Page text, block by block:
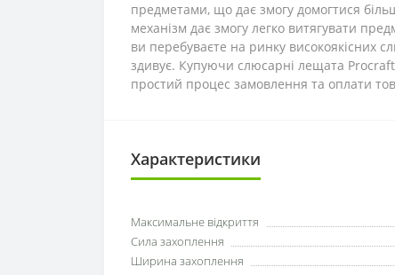
предметами, що дає змогу домогтися
механізм дає змогу легко витягувати
ви перебуваєте на ринку високоякісних
здивує. Купуючи слюсарні лещата
простий процес замовлення та оплати
Характеристики
Максимальне відкриття
Сила захоплення
Ширина захоплення